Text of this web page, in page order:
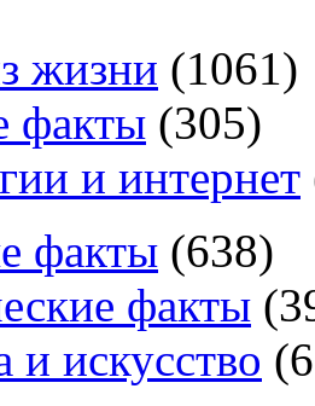
жизни (1061)
факты (305)
и интернет
факты (638)
факты (
и искусство (